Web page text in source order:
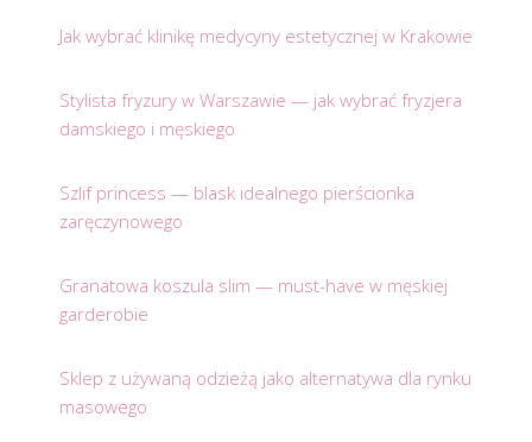
Jak wybrać klinikę medycyny estetycznej w Krakowie
Stylista fryzury w Warszawie — jak wybrać fryzjera
damskiego i męskiego
Szlif princess — blask idealnego pierścionka
zaręczynowego
Granatowa koszula slim — must-have w męskiej
garderobie
Sklep z używaną odzieżą jako alternatywa dla rynku
masowego